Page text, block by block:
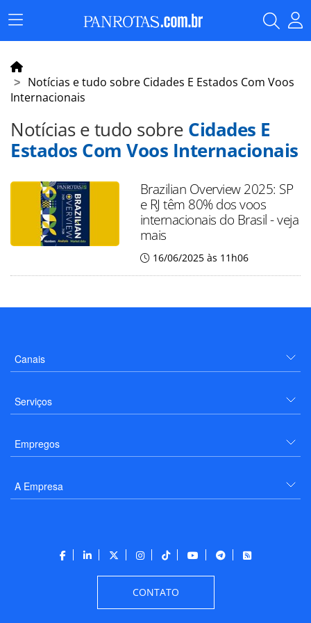
Menu
Principal
Notícias e tudo sobre Cidades E Estados Com Voos
Internacionais
Notícias e tudo sobre Cidades E
Estados Com Voos Internacionais
Brazilian Overview 2025: SP
e RJ têm 80% dos voos
internacionais do Brasil - veja
mais
16/06/2025 às 11h06
Canais
Serviços
Empregos
A Empresa
CONTATO